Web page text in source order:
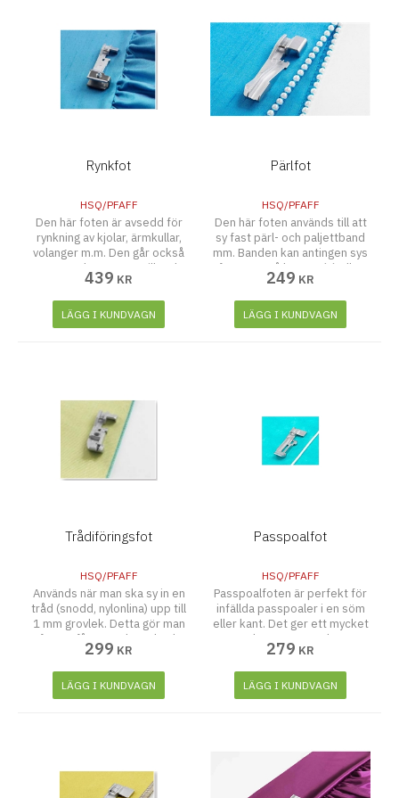
Rynkfot
HSQ/PFAFF
Den här foten är avsedd för
rynkning av kjolar, ärmkullar,
volanger m.m. Den går också
att använda, när man vill rynka
och sy fast det rynkade i ett
enda moment.
439 KR
LÄGG I KUNDVAGN
Pärlfot
HSQ/PFAFF
Den här foten används till att
sy fast pärl- och paljettband
mm. Banden kan antingen sys
fast ovanpå kanten (A) eller
utanför kanten (B).
249 KR
LÄGG I KUNDVAGN
Trådiföringsfot
HSQ/PFAFF
Används när man ska sy in en
tråd (snodd, nylonlina) upp till
1 mm grovlek. Detta gör man
för att få en markerad och
förstärkt fåll (t.ex. på
brudklänningar och gardiner).
299 KR
LÄGG I KUNDVAGN
Passpoalfot
HSQ/PFAFF
Passpoalfoten är perfekt för
infällda passpoaler i en söm
eller kant. Det ger ett mycket
arbetat utseende.
279 KR
LÄGG I KUNDVAGN